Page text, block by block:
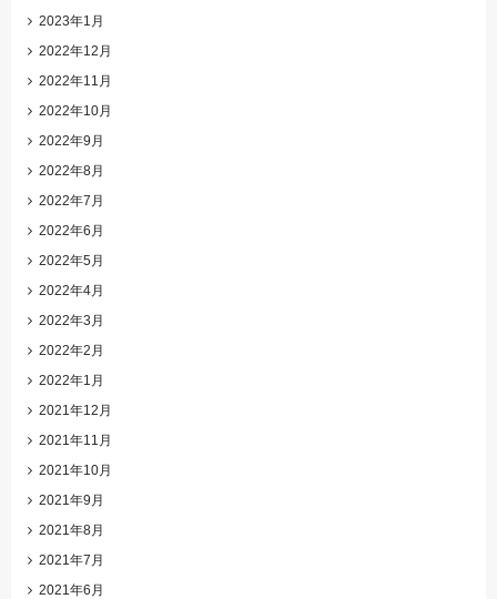
2023年1月
2022年12月
2022年11月
2022年10月
2022年9月
2022年8月
2022年7月
2022年6月
2022年5月
2022年4月
2022年3月
2022年2月
2022年1月
2021年12月
2021年11月
2021年10月
2021年9月
2021年8月
2021年7月
2021年6月